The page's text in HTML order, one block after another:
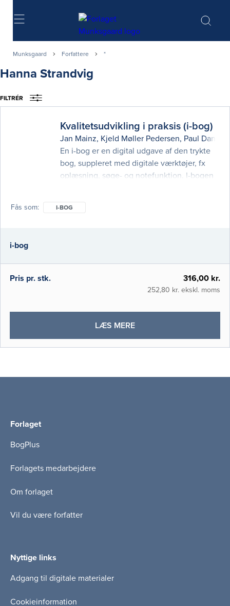
Søg
Munksgaard Forfattere *
Hanna Strandvig
FILTRÉR
Kvalitetsudvikling i praksis (i-bog)
Jan Mainz, Kjeld Møller Pedersen, Paul Daniel
En i-bog er en digital udgave af den trykte
bog, suppleret med digitale værktøjer, fx
oplæsning, søge- og notefunktion. I-bogen
opdateret beskrivelse af centrale emner og
Fås som I-BOG
i-bog
Pris pr. stk. 316,00 kr.
252,80 kr. ekskl. moms
LÆS MEREOM
KVALITETSUDVIKLING
I
Forlaget
BogPlus
Forlagets medarbejdere
Om forlaget
Vil du være forfatter
Nyttige links
Adgang til digitale materialer
Cookieinformation